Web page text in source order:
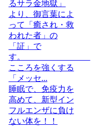
るサラ金地獄」
より、御言葉によ
って「癒され・救
われた者」の
「証」で
す。
こころを強くする
「メッセ...
睡眠で、免疫力を
高めて、新型イン
フルエンザに負け
ない体を！！